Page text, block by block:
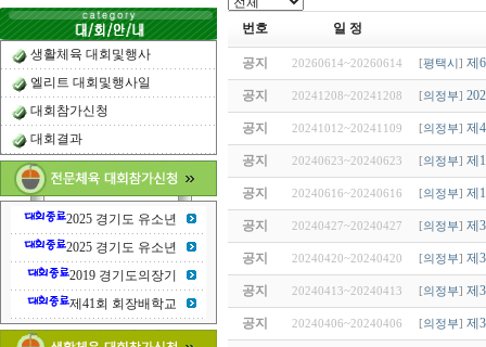
생활체육 대회및행사
엘리트 대회및행사일
대회참가신청
대회결과
2025 경기도 유소년
2025 경기도 유소년
2019 경기도의장기
제41회 회장배학교
번호 일 정
공지 20260614~20260614 [평택시 ] 제
공지 20241208~20241208 [의정부]
공지 20241012~20241109 [의정부] 제
공지 20240623~20240623 [의정부] 제
공지 20240616~20240616 [의정부] 제
공지 20240427~20240427 [의정부] 제
공지 20240420~20240420 [의정부] 제
공지 20240413~20240413 [의정부] 제
공지 20240406~20240406 [의정부] 제